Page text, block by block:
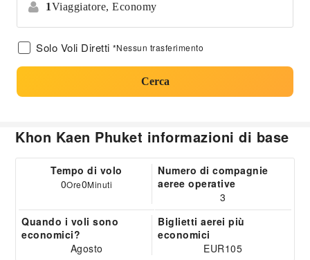
1Viaggiatore, Economy
Solo Voli Diretti *Nessun trasferimento
Cerca
Khon Kaen Phuket informazioni di base
Tempo di volo
0Ore0Minuti
Numero di compagnie
aeree operative
3
Quando i voli sono
economici?
Agosto
Biglietti aerei più
economici
EUR105